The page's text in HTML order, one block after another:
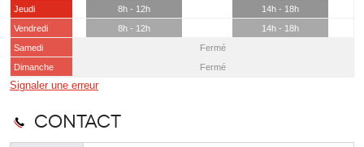
Jeudi
8h - 12h
14h - 18h
Vendredi
8h - 12h
14h - 18h
Samedi
Fermé
Dimanche
Fermé
Signaler une erreur
Contact